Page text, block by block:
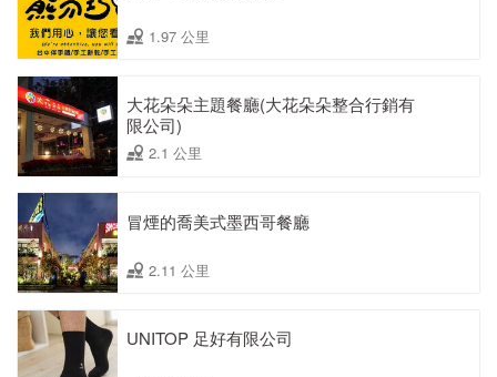
1.97 公里
大花朵朵主題餐廳(大花朵朵整合行銷有
限公司)
2.1 公里
冒煙的喬美式墨西哥餐廳
2.11 公里
UNITOP 足好有限公司